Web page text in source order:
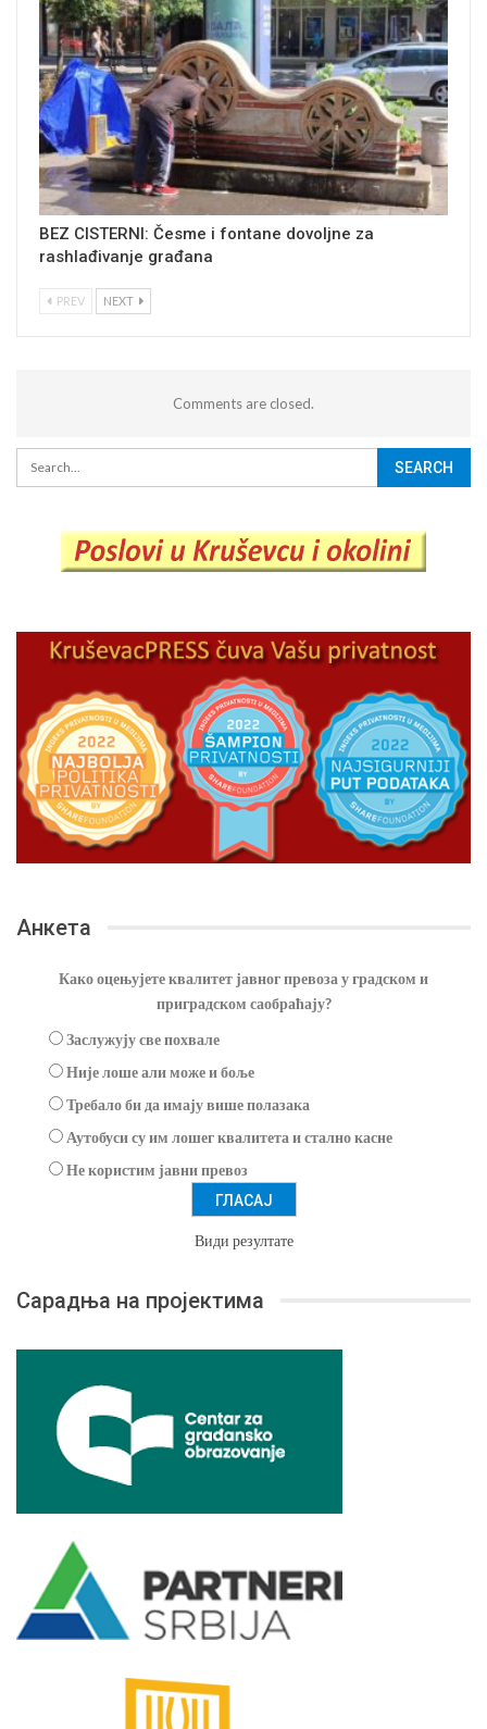
BEZ CISTERNI: Česme i fontane dovoljne za
rashlađivanje građana
PREV NEXT
Comments are closed.
Анкета
Како оцењујете квалитет јавног превоза у градском и
приградском саобраћају?
Заслужују све похвале
Није лоше али може и боље
Требало би да имају више полазака
Аутобуси су им лошег квалитета и стално касне
Не користим јавни превоз
Види резултате
Сарадња на пројектима